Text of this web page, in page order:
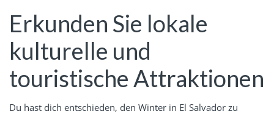
Erkunden Sie lokale
kulturelle und
touristische Attraktionen
Du hast dich entschieden, den Winter in El Salvador zu